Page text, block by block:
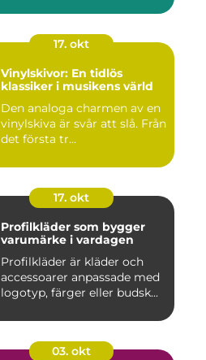
17. okt
Vinylskivor: En tidlös
klassiker i musikens värld
Den analoga charmen av en
vinylskiva är svår att slå. Från
det första tr...
17. okt
Profilkläder som bygger
varumärke i vardagen
Profilkläder är kläder och
accessoarer anpassade med
logotyp, färger eller budsk...
03. okt